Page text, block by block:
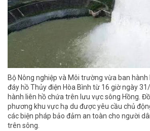
Bộ Nông nghiệp và Môi trường vừa ban hành
đáy hồ Thủy điện Hòa Bình từ 16 giờ ngày
hành liên hồ chứa trên lưu vực sông Hồng.
phương khu vực hạ du được yêu cầu chủ
các biện pháp bảo đảm an toàn cho người
trên sông.